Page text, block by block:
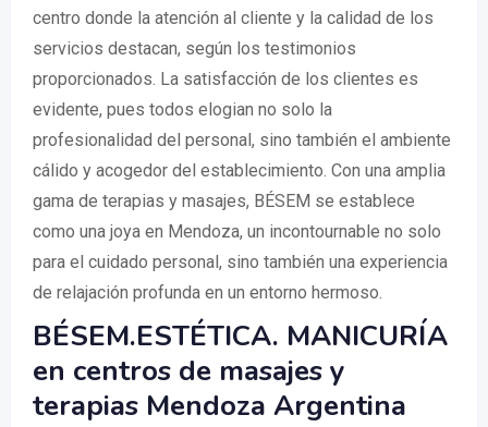
centro donde la atención al cliente y la calidad de los
servicios destacan, según los testimonios
proporcionados. La satisfacción de los clientes es
evidente, pues todos elogian no solo la
profesionalidad del personal, sino también el ambiente
cálido y acogedor del establecimiento. Con una amplia
gama de terapias y masajes, BÉSEM se establece
como una joya en Mendoza, un incontournable no solo
para el cuidado personal, sino también una experiencia
de relajación profunda en un entorno hermoso.
BÉSEM.ESTÉTICA. MANICURÍA
en centros de masajes y
terapias Mendoza Argentina